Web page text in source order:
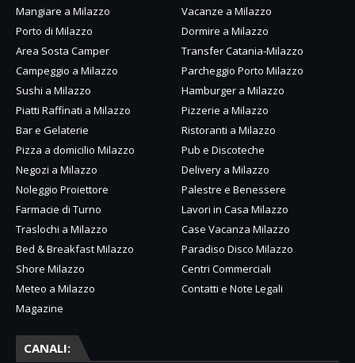
Mangiare a Milazzo
Vacanze a Milazzo
Porto di Milazzo
Dormire a Milazzo
Area Sosta Camper
Transfer Catania-Milazzo
Campeggio a Milazzo
Parcheggio Porto Milazzo
Sushi a Milazzo
Hamburger a Milazzo
Piatti Raffinati a Milazzo
Pizzerie a Milazzo
Bar e Gelaterie
Ristoranti a Milazzo
Pizza a domicilio Milazzo
Pub e Discoteche
Negozi a Milazzo
Delivery a Milazzo
Noleggio Proiettore
Palestre e Benessere
Farmacie di Turno
Lavori in Casa Milazzo
Traslochi a Milazzo
Case Vacanza Milazzo
Bed & Breakfast Milazzo
Paradiso Disco Milazzo
Shore Milazzo
Centri Commerciali
Meteo a Milazzo
Contatti e Note Legali
Magazine
CANALI: